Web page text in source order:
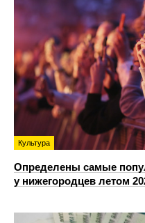
Культура
Определены самые
у нижегородцев летом